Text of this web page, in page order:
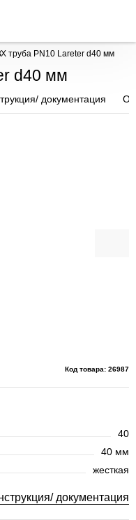
труба PN10 Lareter d40 мм
d40 мм
документация
Код товара: 26987
40
40 мм
жесткая
документация